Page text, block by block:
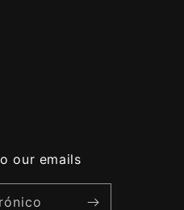
our emails